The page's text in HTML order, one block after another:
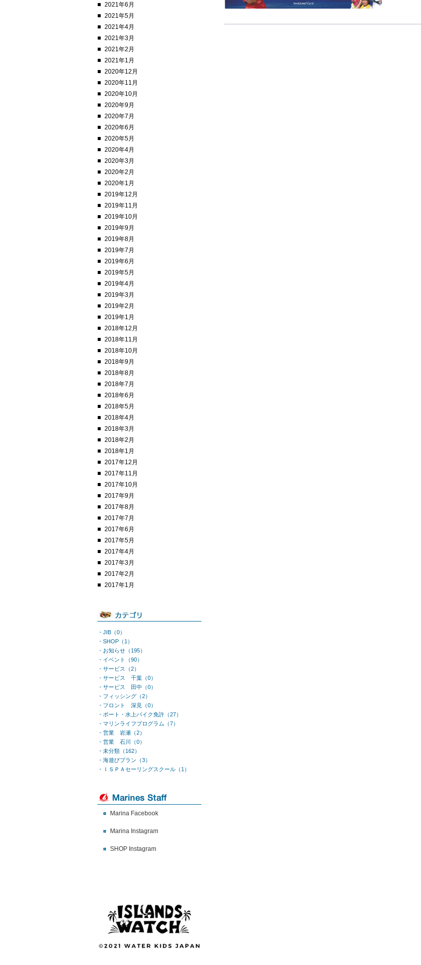
2021年6月
2021年5月
2021年4月
2021年3月
2021年2月
2021年1月
2020年12月
2020年11月
2020年10月
2020年9月
2020年7月
2020年6月
2020年5月
2020年4月
2020年3月
2020年2月
2020年1月
2019年12月
2019年11月
2019年10月
2019年9月
2019年8月
2019年7月
2019年6月
2019年5月
2019年4月
2019年3月
2019年2月
2019年1月
2018年12月
2018年11月
2018年10月
2018年9月
2018年8月
2018年7月
2018年6月
2018年5月
2018年4月
2018年3月
2018年2月
2018年1月
2017年12月
2017年11月
2017年10月
2017年9月
2017年8月
2017年7月
2017年6月
2017年5月
2017年4月
2017年3月
2017年2月
2017年1月
・JIB（0）
・SHOP（1）
・お知らせ（195）
・イベント（90）
・サービス（2）
・サービス 千葉（0）
・サービス 田中（0）
・フィッシング（2）
・フロント 深見（0）
・ボート・水上バイク免許（27）
・マリンライフプログラム（7）
・営業 岩瀬（2）
・営業 石川（0）
・未分類（162）
・海遊びプラン（3）
・ＩＳＰＡセーリングスクール（1）
Marina Facebook
Marina Instagram
SHOP Instagram